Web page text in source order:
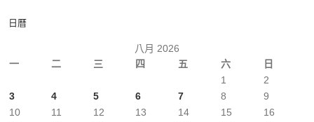
日曆
八月 2026
一
二 三 四 五 六 日
1
2
3
4 5 6 7 8
9
10
11 12 13 14 15
16